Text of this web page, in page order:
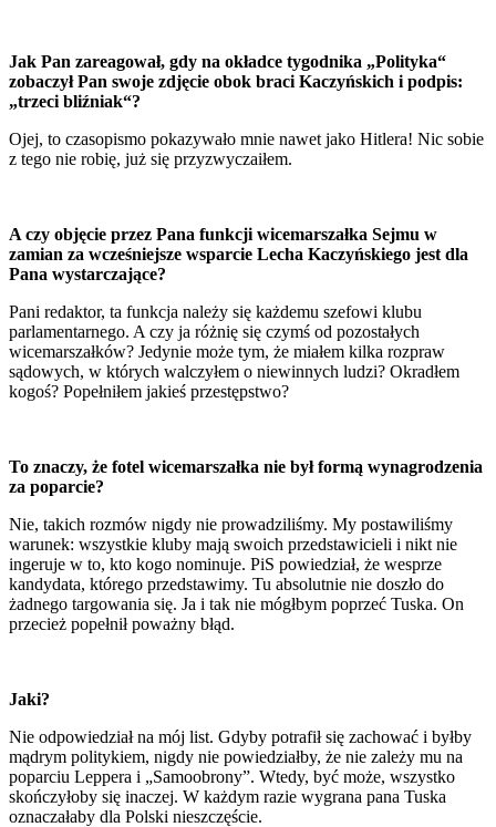
Jak Pan zareagował, gdy na okładce tygodnika „Polityka“
zobaczył Pan swoje zdjęcie obok braci Kaczyńskich i podpis:
„trzeci bliźniak“?
Ojej, to czasopismo pokazywało mnie nawet jako Hitlera! Nic sobie
z tego nie robię, już się przyzwyczaiłem.
A czy objęcie przez Pana funkcji wicemarszałka Sejmu w
zamian za wcześniejsze wsparcie Lecha Kaczyńskiego jest dla
Pana wystarczające?
Pani redaktor, ta funkcja należy się każdemu szefowi klubu
parlamentarnego. A czy ja różnię się czymś od pozostałych
wicemarszałków? Jedynie może tym, że miałem kilka rozpraw
sądowych, w których walczyłem o niewinnych ludzi? Okradłem
kogoś? Popełniłem jakieś przestępstwo?
To znaczy, że fotel wicemarszałka nie był formą wynagrodzenia
za poparcie?
Nie, takich rozmów nigdy nie prowadziliśmy. My postawiliśmy
warunek: wszystkie kluby mają swoich przedstawicieli i nikt nie
ingeruje w to, kto kogo nominuje. PiS powiedział, że wesprze
kandydata, którego przedstawimy. Tu absolutnie nie doszło do
żadnego targowania się. Ja i tak nie mógłbym poprzeć Tuska. On
przecież popełnił poważny błąd.
Jaki?
Nie odpowiedział na mój list. Gdyby potrafił się zachować i byłby
mądrym politykiem, nigdy nie powiedziałby, że nie zależy mu na
poparciu Leppera i „Samoobrony”. Wtedy, być może, wszystko
skończyłoby się inaczej. W każdym razie wygrana pana Tuska
oznaczałaby dla Polski nieszczęście.